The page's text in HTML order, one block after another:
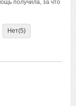
получила, за что
Нет(5)